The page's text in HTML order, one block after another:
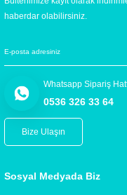
haberdar olabilirsiniz.
Whatsapp Sipariş
0536 326 33 64
Bize Ulaşın
Sosyal Medyada Biz